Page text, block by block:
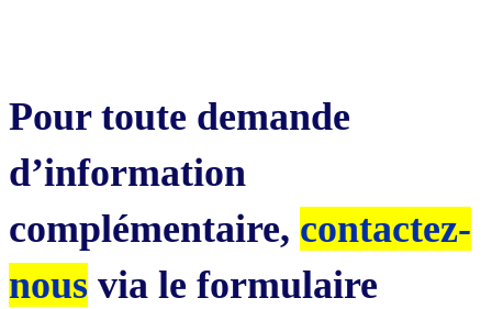
Pour toute demande
d’information
complémentaire, contactez-
nous via le formulaire